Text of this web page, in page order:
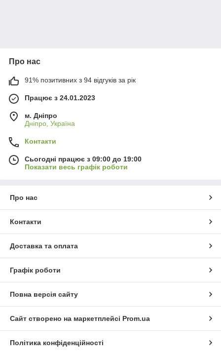
Про нас
91% позитивних з 94 відгуків за рік
Працює з 24.01.2023
м. Дніпро
Дніпро, Україна
Контакти
Сьогодні працює з 09:00 до 19:00
Показати весь графік роботи
Про нас
Контакти
Доставка та оплата
Графік роботи
Повна версія сайту
Сайт створено на маркетплейсі Prom.ua
Політика конфіденційності